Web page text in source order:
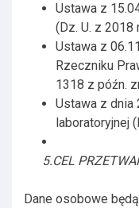
Ustawa z
(Dz. U. z 2018
Ustawa z
Rzeczniku
1318 z późn.
Ustawa z dnia
laboratoryjnej
5.CEL
Dane osobowe